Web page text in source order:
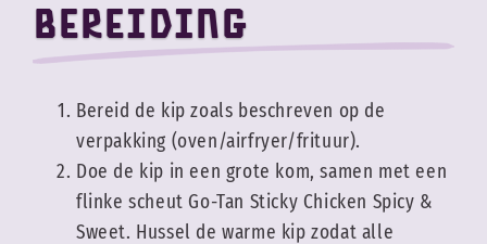
Bereiding
Bereid de kip zoals beschreven op de
verpakking (oven/airfryer/frituur).
Doe de kip in een grote kom, samen met een
flinke scheut Go-Tan Sticky Chicken Spicy &
Sweet. Hussel de warme kip zodat alle